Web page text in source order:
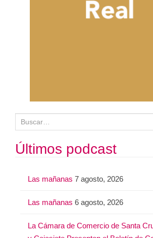
u
sÚltimos podcast
Las mañanas 7 agosto, 2026
Las mañanas 6 agosto, 2026
La Cámara de Comercio de Santa